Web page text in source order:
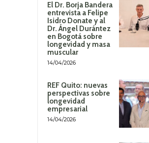
El Dr. Borja Bandera
entrevista a Felipe
Isidro Donate y al
Dr. Ángel Durántez
en Bogotá sobre
longevidad y masa
muscular
14/04/2026
REF Quito: nuevas
perspectivas sobre
longevidad
empresarial
14/04/2026